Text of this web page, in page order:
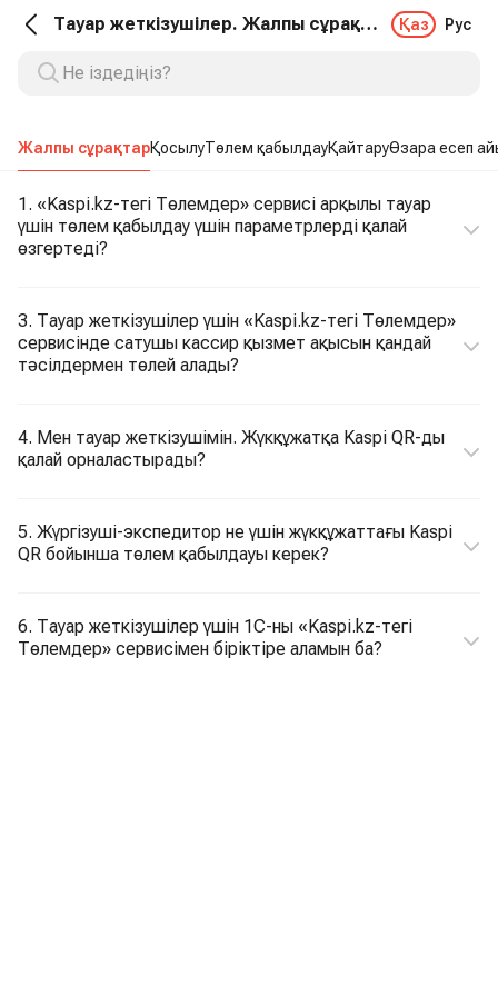
Тауар жеткізушілер. Жалпы сұрақтар Қаз Рус
Жалпы сұрақтарҚосылуТөлем қабылдауҚайтаруӨзара есеп
1. «Kaspi.kz-тегі Төлемдер» сервисі арқылы тауар
үшін төлем қабылдау үшін параметрлерді қалай
өзгертеді?
3. Тауар жеткізушілер үшін «Kaspi.kz-тегі Төлемдер»
сервисінде сатушы кассир қызмет ақысын қандай
тәсілдермен төлей алады?
4. Мен тауар жеткізушімін. Жүкқұжатқа Kaspi QR-ды
қалай орналастырады?
5. Жүргізуші-экспедитор не үшін жүкқұжаттағы Kaspi
QR бойынша төлем қабылдауы керек?
6. Тауар жеткізушілер үшін 1С-ны «Kaspi.kz-тегі
Төлемдер» сервисімен біріктіре аламын ба?